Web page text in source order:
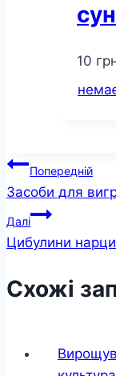
10
Навігація
записів
Попередній
Засоби для
Далі
Цибулини
Схожі